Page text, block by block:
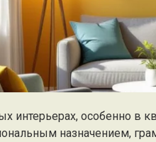
интерьерах, особенно в
назначением,